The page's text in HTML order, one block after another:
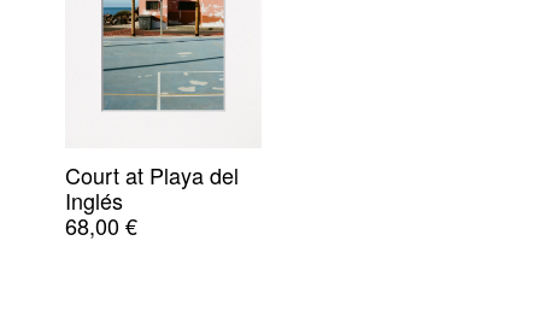
Court at Playa del
Inglés
68,00€